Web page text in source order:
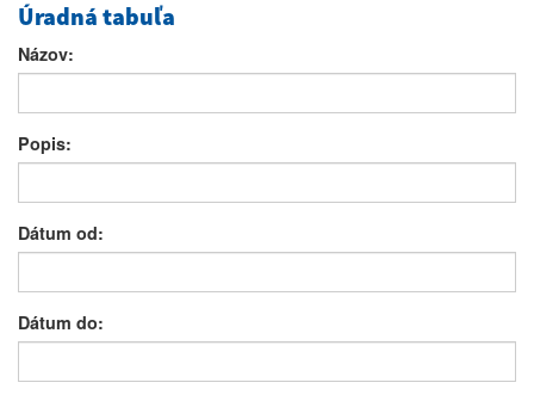
Úradná tabuľa
Názov:
Popis:
Dátum od:
Dátum do: